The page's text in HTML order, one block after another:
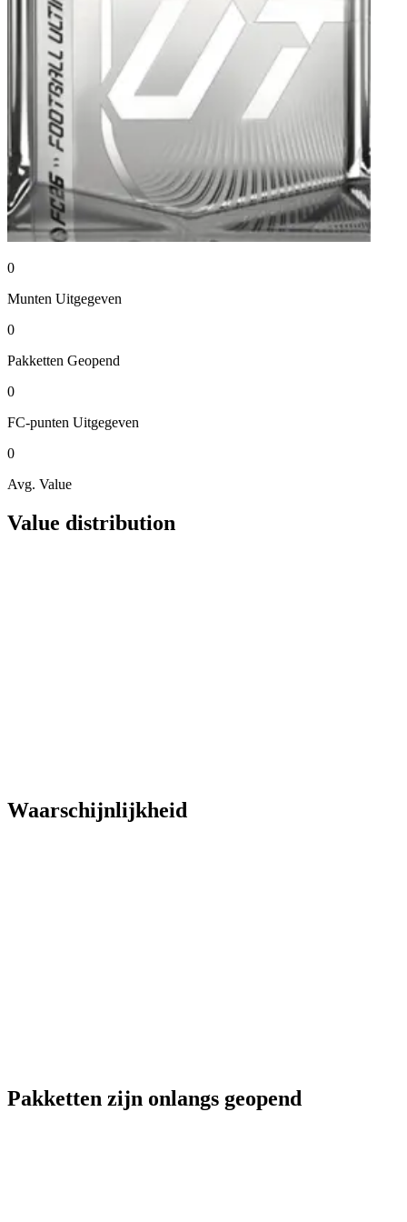
0
Munten Uitgegeven
0
Pakketten Geopend
0
FC-punten Uitgegeven
0
Avg. Value
Value distribution
Waarschijnlijkheid
Pakketten zijn onlangs geopend